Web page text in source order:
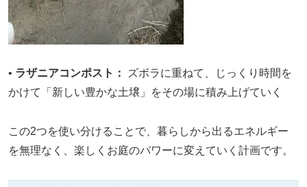
• ラザニアコンポスト：
ズボラに重ねて、じっくり時間を
かけて「新しい豊かな土壌」をその場に積み上げていく
この2つを使い分けることで、暮らしから出るエネルギー
を無理なく、楽しくお庭のパワーに変えていく計画です。